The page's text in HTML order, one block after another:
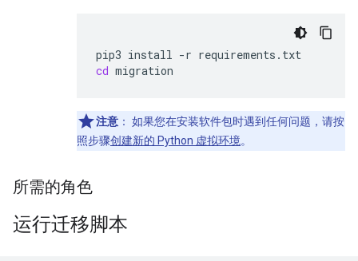
pip3 install -r
cd
注意 ： 如果您在安装软件包时遇到任何问题，请按
照步骤创建新的 Python 虚拟环境。
所需的角色
运行迁移脚本